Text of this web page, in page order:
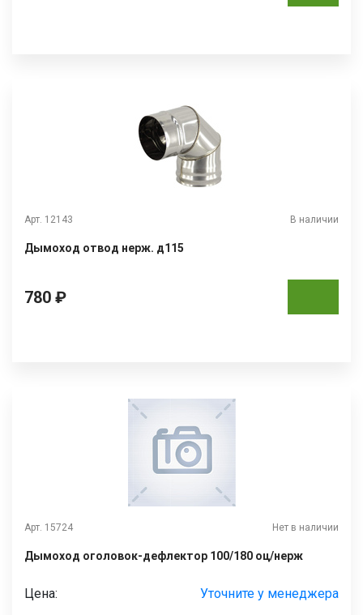
Арт. 12143 В наличии
Дымоход отвод нерж. д115
780 ₽
Арт. 15724 Нет в наличии
Дымоход оголовок-дефлектор 100/180 оц/нерж
Цена: Уточните у менеджера